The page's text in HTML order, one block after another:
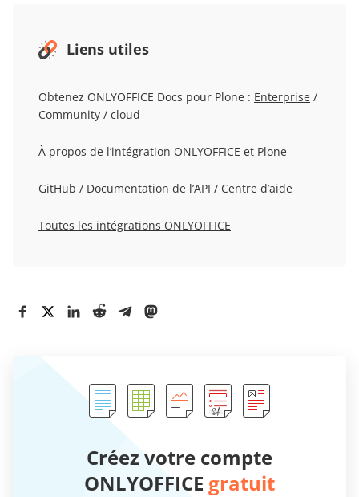
Liens utiles
Obtenez ONLYOFFICE Docs pour Plone : Enterprise /
Community / cloud
À propos de l’intégration ONLYOFFICE et Plone
GitHub / Documentation de l’API / Centre d’aide
Toutes les intégrations ONLYOFFICE
Créez votre compte
ONLYOFFICE gratuit